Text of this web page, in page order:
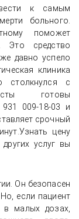
к самым
больного.
поможет
Это средство
давно успело
клиника
столкнулся с
готовы
009-18-03 и
срочный
цену
услуг вы
Он безопасен
если пациент
в малых дозах,